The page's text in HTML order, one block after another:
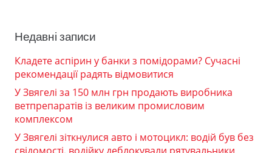
Недавні записи
Кладете аспірин у банки з помідорами? Сучасні
рекомендації радять відмовитися
У Звягелі за 150 млн грн продають виробника
ветпрепаратів із великим промисловим
комплексом
У Звягелі зіткнулися авто і мотоцикл: водій був без